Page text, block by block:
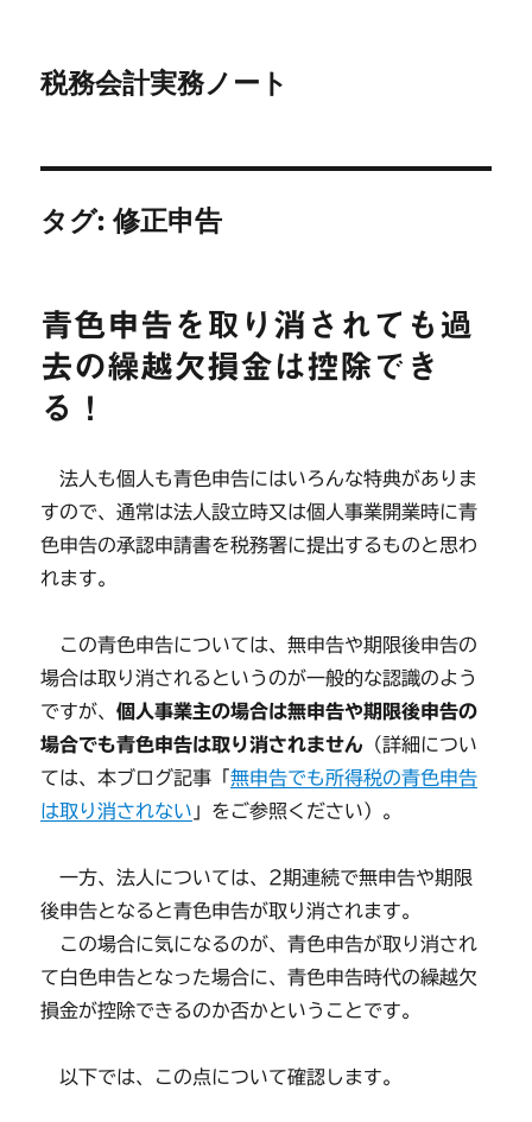
税務会計実務ノート
タグ:修正申告
青色申告を取り消されても過
去の繰越欠損金は控除でき
る！
法人も個人も青色申告にはいろんな特典がありま
すので、通常は法人設立時又は個人事業開業時に青
色申告の承認申請書を税務署に提出するものと思わ
れます。
この青色申告については、無申告や期限後申告の
場合は取り消されるというのが一般的な認識のよう
ですが、個人事業主の場合は無申告や期限後申告の
場合でも青色申告は取り消されません （詳細につい
ては、本ブログ記事「無申告でも所得税の青色申告
は取り消されない 」をご参照ください）。
一方、法人については、2期連続で無申告や期限
後申告となると青色申告が取り消されます。
この場合に気になるのが、青色申告が取り消され
て白色申告となった場合に、青色申告時代の繰越欠
損金が控除できるのか否かということです。
以下では、この点について確認します。